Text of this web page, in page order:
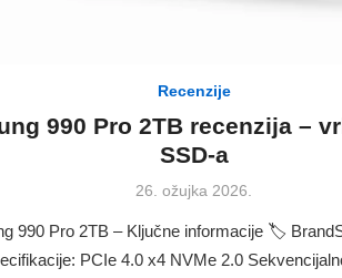
Recenzije
990 Pro 2TB recenzija –
SSD-a
Posted
26. ožujka 2026.
990 Pro 2TB – Ključne informacije 🏷
PCIe 4.0 x4 NVMe 2.0